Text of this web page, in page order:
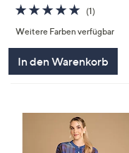
5.0
von
5
(1)
Weitere Farben verfügbar
In den Warenkorb